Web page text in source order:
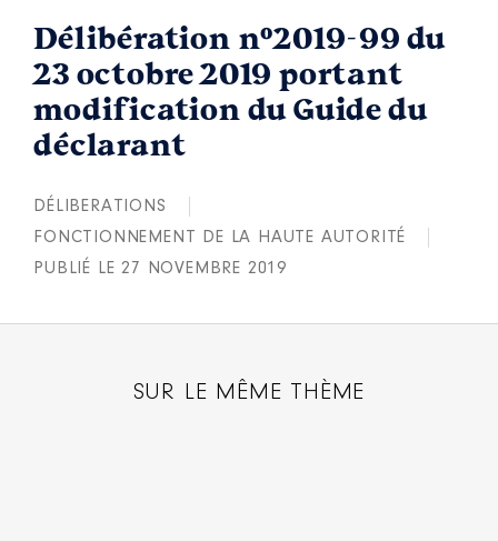
Délibération n°2019-99 du
23 octobre 2019 portant
modification du Guide du
déclarant
DÉLIBERATIONS
FONCTIONNEMENT DE LA HAUTE AUTORITÉ
PUBLIÉ LE 27 NOVEMBRE 2019
SUR LE MÊME THÈME